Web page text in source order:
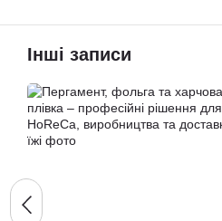
Інші записи